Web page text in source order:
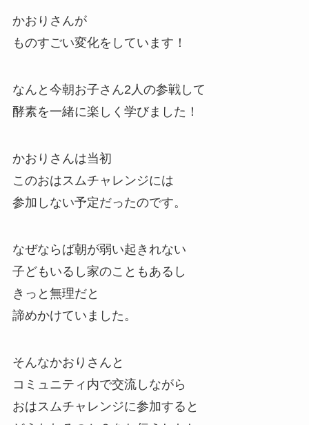
かおりさんが
ものすごい変化をしています！
なんと今朝お子さん2人の参戦して
酵素を一緒に楽しく学びました！
かおりさんは当初
このおはスムチャレンジには
参加しない予定だったのです。
なぜならば朝が弱い起きれない
子どもいるし家のこともあるし
きっと無理だと
諦めかけていました。
そんなかおりさんと
コミュニティ内で交流しながら
おはスムチャレンジに参加すると